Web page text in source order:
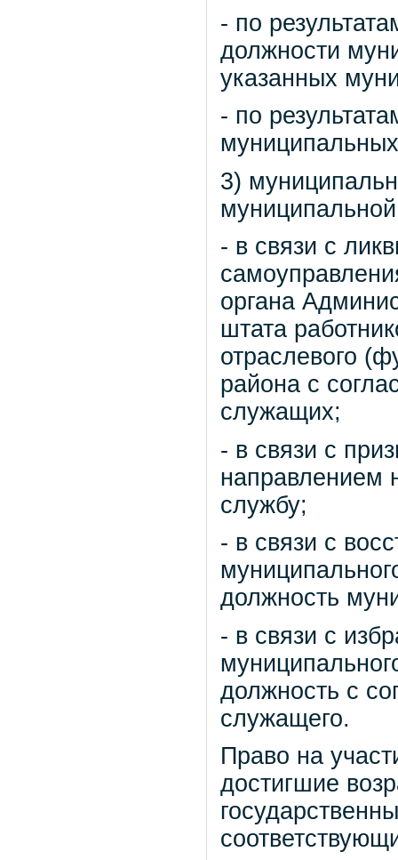
- по
должности
указанных
- по
3)
- в связи с
органа
штата
отраслевого
района с
служащих;
- в связи с
направлением
службу;
- в связи с
должность
- в связи с
должность с
служащего.
Право на
достигшие